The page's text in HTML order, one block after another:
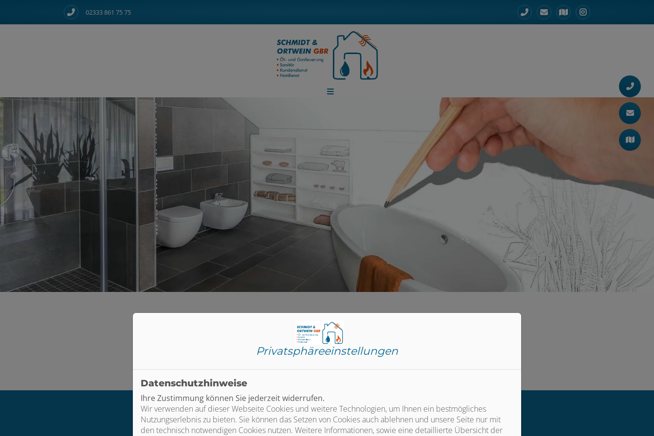
02333 861 75 75
, um die für dieses Element notwendigen Cookies zu akzeptieren.
Footer - Kontaktdaten und Öffnungszeiten
schließen
schließen
schließen
öffnen und schließen
schließen
Privatsphäre­einstellungen
Datenschutzhinweise
Ihre Zustimmung können Sie jederzeit widerrufen.
Wir verwenden auf dieser Webseite Cookies und weitere Technologien, um Ihnen ein bestmögliches
Nutzungserlebnis zu bieten. Sie können das Setzen von Cookies auch ablehnen und unsere Seite nur mit
den technisch notwendigen Cookies nutzen. Weitere Informationen, sowie eine detaillierte Übersicht der